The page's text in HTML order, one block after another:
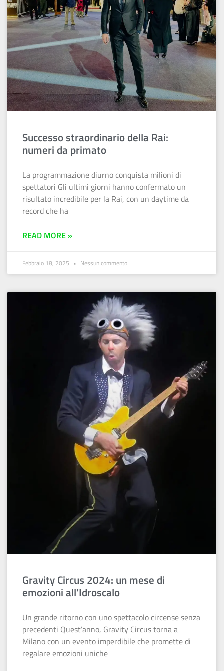
Successo straordinario della Rai:
numeri da primato
La programmazione diurno conquista milioni di
spettatori Gli ultimi giorni hanno confermato un
risultato incredibile per la Rai, con un daytime da
record che ha
READ MORE »
Febbraio 18, 2025 Nessun commento
Gravity Circus 2024: un mese di
emozioni all’Idroscalo
Un grande ritorno con uno spettacolo circense senza
precedenti Quest’anno, Gravity Circus torna a
Milano con un evento imperdibile che promette di
regalare emozioni uniche